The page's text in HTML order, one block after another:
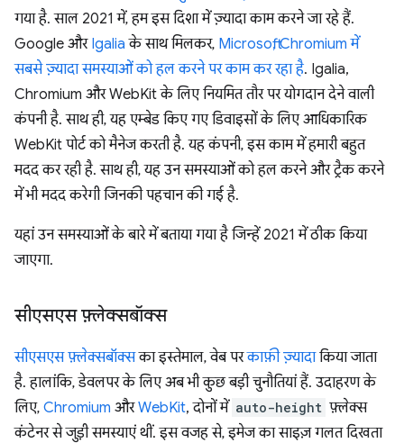
गया है. साल 2021 में, हम इस दिशा में ज़्यादा काम करने जा रहे हैं.
Google और Igalia के साथ मिलकर, Microsoft, Chromium में
सबसे ज़्यादा समस्याओं को हल करने पर काम कर रहा है. Igalia,
Chromium और WebKit के लिए नियमित तौर पर योगदान देने वाली
कंपनी है. साथ ही, यह एम्बेड किए गए डिवाइसों के लिए आधिकारिक
WebKit पोर्ट को मैनेज करती है. यह कंपनी, इस काम में हमारी बहुत
मदद कर रही है. साथ ही, यह उन समस्याओं को हल करने और ट्रैक करने
में भी मदद करेगी जिनकी पहचान की गई है.
यहां उन समस्याओं के बारे में बताया गया है जिन्हें 2021 में ठीक किया
जाएगा.
सीएसएस फ़्लेक्सबॉक्स
सीएसएस फ़्लेक्सबॉक्सका इस्तेमाल, वेब परकाफ़ी ज़्यादाकिया जाता
है. हालांकि, डेवलपर के लिए अब भी कुछ बड़ी चुनौतियां हैं. उदाहरण के
लिए, Chromium औरWebKit, दोनों में auto-height फ़्लेक्स
कंटेनर से जुड़ी समस्याएं थीं. इस वजह से, इमेज का साइज़ गलत दिखता